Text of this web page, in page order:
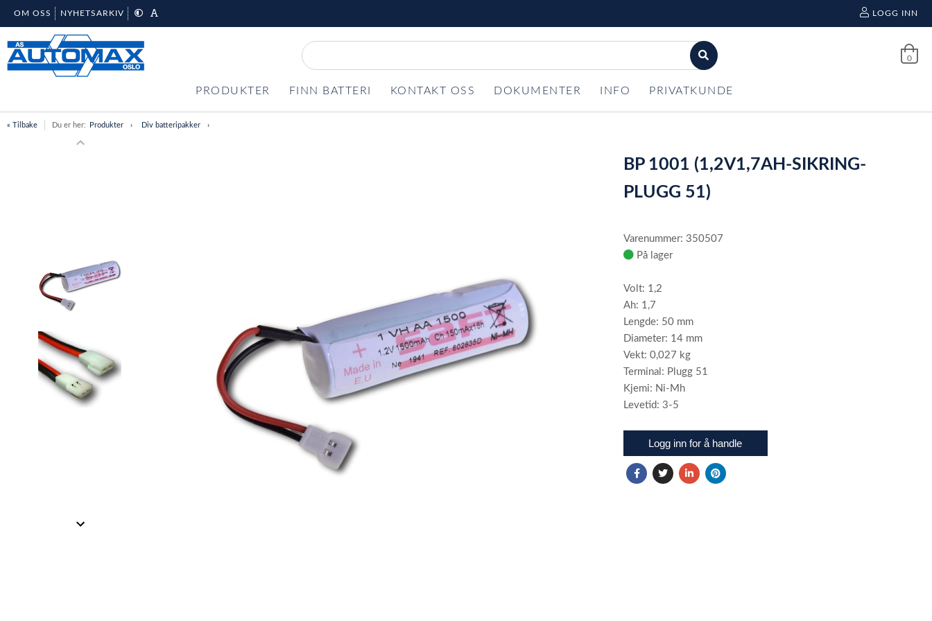
OM OSS NYHETSARKIV LOGG INN
0
PRODUKTER FINN BATTERI KONTAKT OSS DOKUMENTER INFO PRIVATKUNDE
« Tilbake Du er her: Produkter Div batteripakker
BP 1001 (1,2V1,7AH-SIKRING-
PLUGG 51)
Varenummer: 350507
På lager
Volt: 1,2
Ah: 1,7
Lengde: 50 mm
Diameter: 14 mm
Vekt: 0,027 kg
Terminal: Plugg 51
Kjemi: Ni-Mh
Levetid: 3-5
Logg inn for å handle